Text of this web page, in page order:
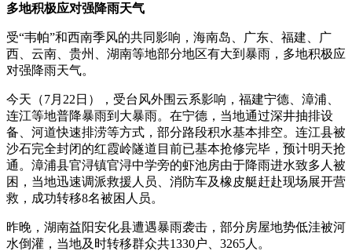
多地积极应对强降雨天气
受“韦帕”和西南季风的共同影响，海南岛、广东、福建、广
西、云南、贵州、湖南等地部分地区有大到暴雨，多地积极应
对强降雨天气。
今天（7月22日），受台风外围云系影响，福建宁德、漳浦、
连江等地普降暴雨到大暴雨。在宁德，当地通过深井抽排设
备、河道快速排涝等方式，部分路段积水基本排空。连江县被
沙石完全封闭的红霞岭隧道目前已基本抢修完毕，预计明天抢
通。漳浦县官浔镇官浔中学旁的虾池房由于降雨进水致多人被
困，当地迅速调派救援人员、消防车及橡皮艇赶赴现场展开营
救，成功转移8名被困人员。
昨晚，湖南益阳安化县遭遇暴雨袭击，部分房屋地势低洼被河
水倒灌，当地及时转移群众共1330户、3265人。